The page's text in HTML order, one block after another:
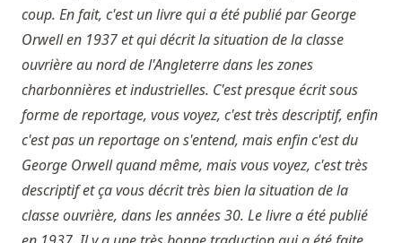
coup. En fait, c'est un livre qui a été publié par George
Orwell en 1937 et qui décrit la situation de la classe
ouvrière au nord de l'Angleterre dans les zones
charbonnières et industrielles. C'est presque écrit sous
forme de reportage, vous voyez, c'est très descriptif, enfin
c'est pas un reportage on s'entend, mais enfin c'est du
George Orwell quand même, mais vous voyez, c'est très
descriptif et ça vous décrit très bien la situation de la
classe ouvrière, dans les années 30. Le livre a été publié